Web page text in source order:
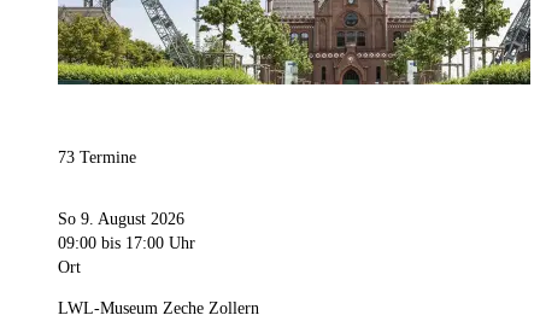
73 Termine
So 9. August 2026
09:00 bis 17:00 Uhr
Ort
LWL-Museum Zeche Zollern